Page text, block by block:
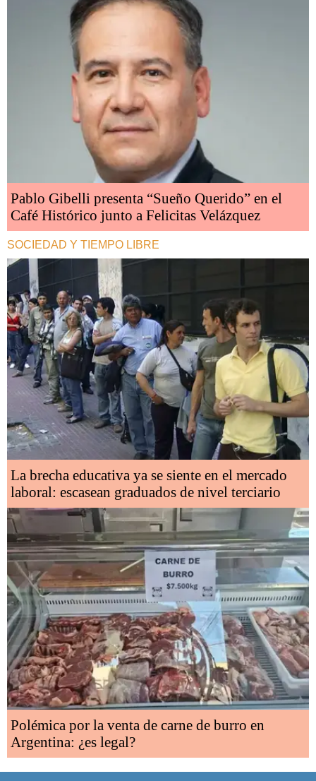
Pablo Gibelli presenta “Sueño Querido” en el
Café Histórico junto a Felicitas Velázquez
SOCIEDAD Y TIEMPO LIBRE
La brecha educativa ya se siente en el mercado
laboral: escasean graduados de nivel terciario
Polémica por la venta de carne de burro en
Argentina: ¿es legal?